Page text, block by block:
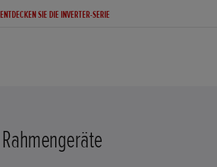
ENTDECKEN SIE DIE INVERTER-SERIE
Rahmengeräte